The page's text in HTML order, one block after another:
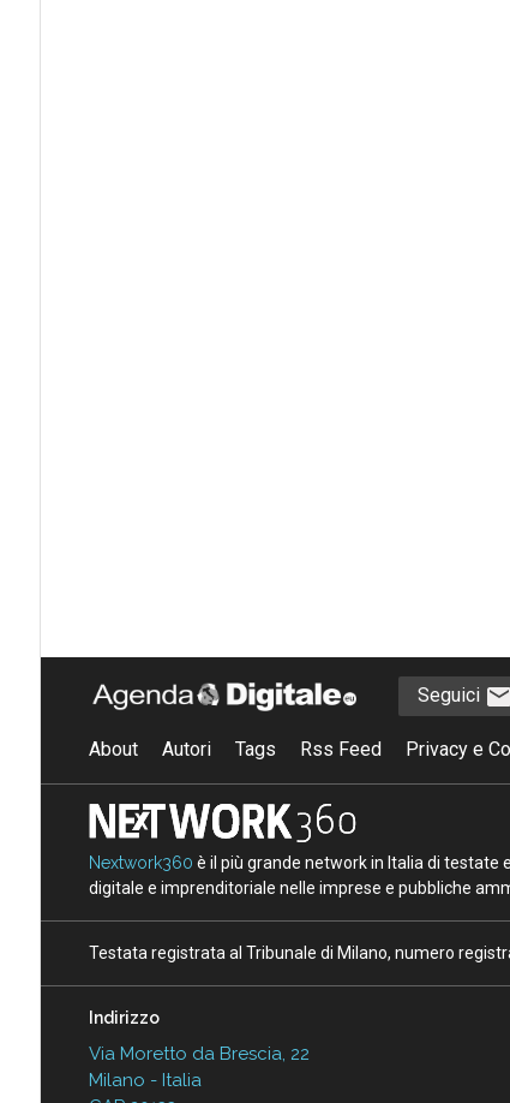
Seguici
About Autori Tags Rss Feed Privacy e
Nextwork360 è il più grande network in Italia di testate
digitale e imprenditoriale nelle imprese e pubbliche
Testata registrata al Tribunale di Milano, numero
Indirizzo
Via Moretto da Brescia, 22
Milano - Italia